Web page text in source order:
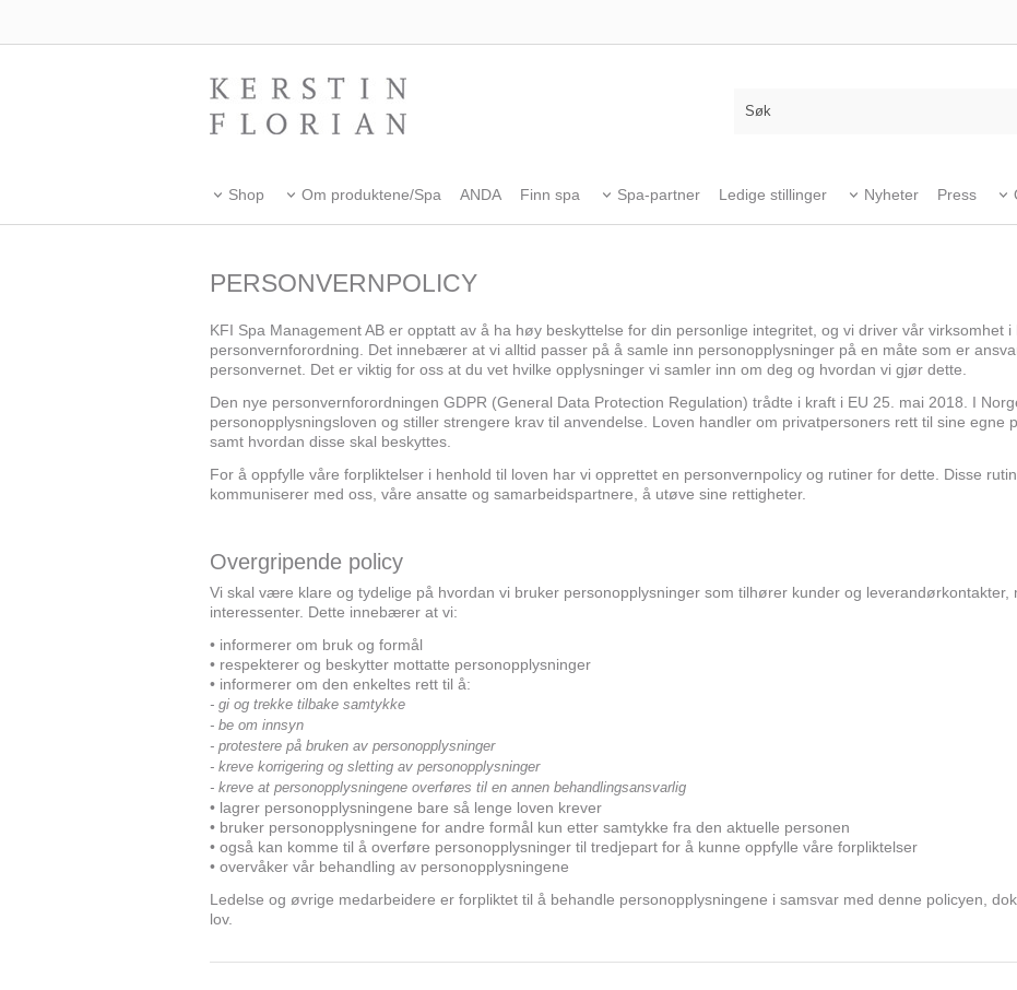
Shop Om produktene/Spa ANDA Finn spa Spa-partner Ledige stillinger Nyheter Press
PERSONVERNPOLICY
KFI Spa Management AB er opptatt av å ha høy beskyttelse for din personlige integritet, og vi driver vår virksomhet i
personvernforordning. Det innebærer at vi alltid passer på å samle inn personopplysninger på en måte som er
personvernet. Det er viktig for oss at du vet hvilke opplysninger vi samler inn om deg og hvordan vi gjør dette.
Den nye personvernforordningen GDPR (General Data Protection Regulation) trådte i kraft i EU 25. mai 2018. I
personopplysningsloven og stiller strengere krav til anvendelse. Loven handler om privatpersoners rett til sine egne
samt hvordan disse skal beskyttes.
For å oppfylle våre forpliktelser i henhold til loven har vi opprettet en personvernpolicy og rutiner for dette. Disse
kommuniserer med oss, våre ansatte og samarbeidspartnere, å utøve sine rettigheter.
Overgripende policy
Vi skal være klare og tydelige på hvordan vi bruker personopplysninger som tilhører kunder og leverandørkontakter,
interessenter. Dette innebærer at vi:
• informerer om bruk og formål
• respekterer og beskytter mottatte personopplysninger
• informerer om den enkeltes rett til å:
- gi og trekke tilbake samtykke
- be om innsyn
- protestere på bruken av personopplysninger
- kreve korrigering og sletting av personopplysninger
- kreve at personopplysningene overføres til en annen behandlingsansvarlig
• lagrer personopplysningene bare så lenge loven krever
• bruker personopplysningene for andre formål kun etter samtykke fra den aktuelle personen
• også kan komme til å overføre personopplysninger til tredjepart for å kunne oppfylle våre forpliktelser
• overvåker vår behandling av personopplysningene
Ledelse og øvrige medarbeidere er forpliktet til å behandle personopplysningene i samsvar med denne policyen,
lov.